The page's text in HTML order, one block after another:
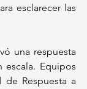
esclarecer las
una respuesta
escala. Equipos
de Respuesta a